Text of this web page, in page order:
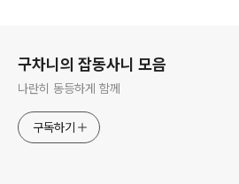
구차니의 잡동사니 모음
나란히 동등하게 함께
구독하기